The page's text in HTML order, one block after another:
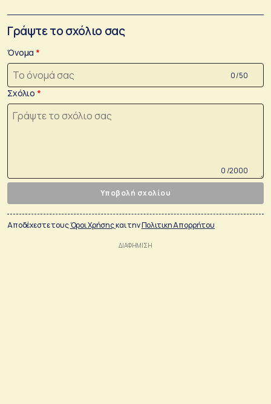
Γράψτε το σχόλιο σας
Όνομα
0 /50
Σχόλιο
0 /2000
Υποβολή σχολίου
Αποδέχεστε τουςΌροι Χρήσηςκαι τηνΠολιτικη Απορρήτου